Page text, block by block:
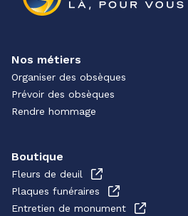
Nos métiers
Organiser des obsèques
Prévoir des obsèques
Rendre hommage
Boutique
Fleurs de deuil
Plaques funéraires
Entretien de monument